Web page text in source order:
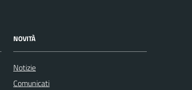
NOVITÀ
Notizie
Comunicati